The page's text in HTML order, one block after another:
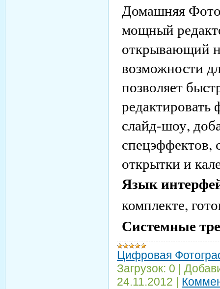
Домашняя
мощный
открывающий
возможности
позволяет
редактировать
слайд-шоу,
спецэффектов,
открытки и
Язык
комплекте,
Системные
Цифровая
Загрузок: 0
24.11.2012